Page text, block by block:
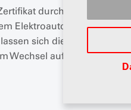
durch einen
Elektroauto mit
sich die möglichen
Wechsel auf ein